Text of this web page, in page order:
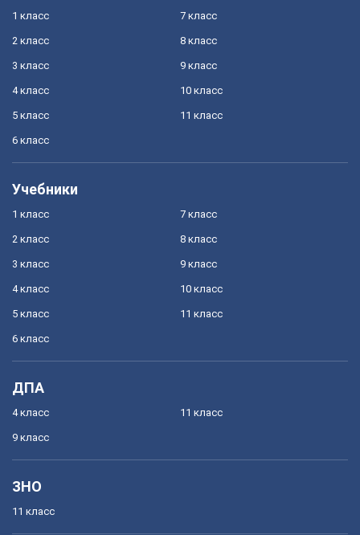
1 класс
2 класс
3 класс
4 класс
5 класс
6 класс
7 класс
8 класс
9 класс
10 класс
11 класс
Учебники
1 класс
2 класс
3 класс
4 класс
5 класс
6 класс
7 класс
8 класс
9 класс
10 класс
11 класс
ДПА
4 класс
9 класс
11 класс
ЗНО
11 класс